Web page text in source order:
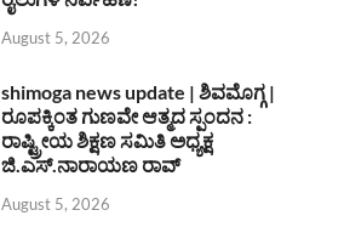
August 5, 2026
shimoga news update | ಶಿವಮೊಗ್ಗ |
ರೂಪಕ್ಕಿಂತ ಗುಣವೇ ಆತ್ಮದ ಸ್ಪಂದನ :
ರಾಷ್ಟ್ರೀಯ ಶಿಕ್ಷಣ ಸಮಿತಿ ಅಧ್ಯಕ್ಷ
ಜಿ.ಎಸ್.ನಾರಾಯಣ ರಾವ್
August 5, 2026